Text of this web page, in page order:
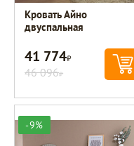
Кровать Айно
двуспальная
41 774Р
46 096Р
-9%